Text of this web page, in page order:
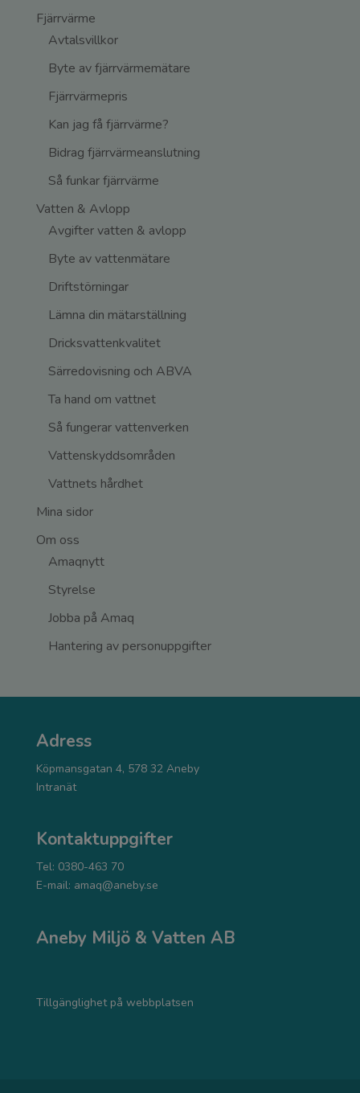
Fjärrvärme
Avtalsvillkor
Byte av fjärrvärmemätare
Fjärrvärmepris
Kan jag få fjärrvärme?
Bidrag fjärrvärmeanslutning
Så funkar fjärrvärme
Vatten & Avlopp
Avgifter vatten & avlopp
Byte av vattenmätare
Driftstörningar
Lämna din mätarställning
Dricksvattenkvalitet
Särredovisning och ABVA
Ta hand om vattnet
Så fungerar vattenverken
Vattenskyddsområden
Vattnets hårdhet
Mina sidor
Om oss
Amaqnytt
Styrelse
Jobba på Amaq
Hantering av personuppgifter
Adress
Köpmansgatan 4, 578 32 Aneby
Intranät
Kontaktuppgifter
Tel: 0380-463 70
E-mail: amaq@aneby.se
Aneby Miljö & Vatten AB
Tillgänglighet på webbplatsen